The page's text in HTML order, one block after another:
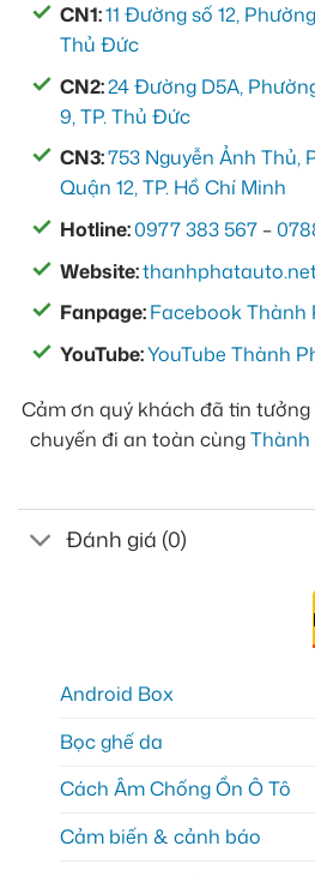
CN1:11 Đường số 12,
Thủ Đức
CN2:24 Đường D5A,
9, TP. Thủ Đức
CN3:753 Nguyễn Ảnh Thủ,
Quận 12, TP. Hồ Chí Minh
Hotline:0977 383 567 –
Website:
Fanpage:Facebook Thành
YouTube:YouTube Thành
Cảm ơn quý khách đã tin
chuyến đi an toàn cùng
Đánh giá (0)
Android Box
Bọc ghế da
Cách Âm Chống Ồn Ô Tô
Cảm biến & cảnh báo